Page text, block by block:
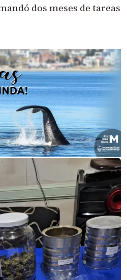
dos meses de tareas